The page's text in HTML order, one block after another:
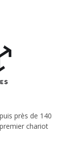
près de 140
chariot